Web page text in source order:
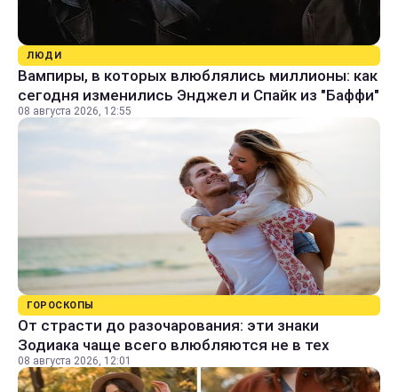
ЛЮДИ
Вампиры, в которых влюблялись миллионы: как
сегодня изменились Энджел и Спайк из "Баффи"
08 августа 2026, 12:55
ГОРОСКОПЫ
От страсти до разочарования: эти знаки
Зодиака чаще всего влюбляются не в тех
08 августа 2026, 12:01